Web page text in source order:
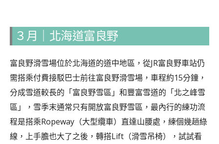
３月 北海道富良野
富良野滑雪場位於北海道的道中地區，從JR富良野車站仍
需搭乘付費接駁巴士前往富良野滑雪場，車程約15分鐘，
分成雪道較長的「富良野雪區」和豐富雪道的「北之峰雪
區」，雪季末通常只有開放富良野雪區，最內行的練功流
程是搭乘Ropeway（大型纜車）直達山腰處，練個幾趟綠
線，上手膽也大了之後，轉搭Lift（滑雪吊椅），試試看